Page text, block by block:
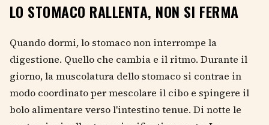
LO STOMACO RALLENTA, NON SI FERMA
Quando dormi, lo stomaco non interrompe la
digestione. Quello che cambia e il ritmo. Durante il
giorno, la muscolatura dello stomaco si contrae in
modo coordinato per mescolare il cibo e spingere il
bolo alimentare verso l'intestino tenue. Di notte le